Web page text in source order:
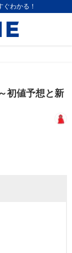
わかる！
初値予想と新